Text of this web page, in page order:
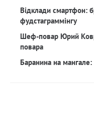
Відклади смартфон:
фудстаграммінгу
Шеф-повар Юрий
повара
Баранина на